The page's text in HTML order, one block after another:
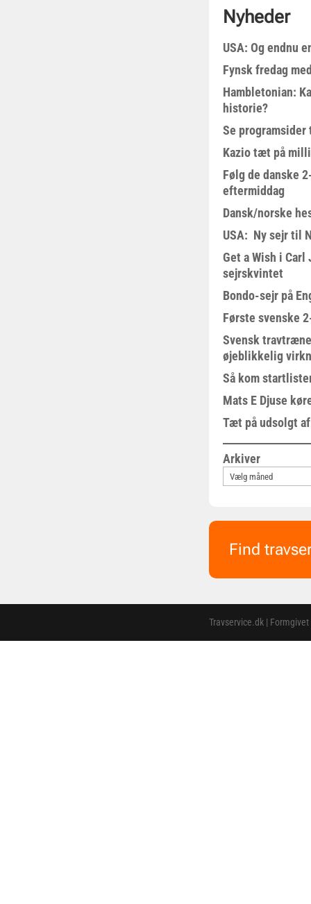
Nyheder
USA: Og endnu
Fynsk fredag
Hambletonian:
historie?
Se
Kazio tæt på
Følg de danske
eftermiddag
Dansk/norske
USA: Ny sejr til
Get a Wish i Carl
sejrskvintet
Bondo-sejr på
Første svenske
Svensk
øjeblikkelig
Så kom
Mats E Djuse
Tæt på udsolgt
Arkiver
Find
Travservice.dk |